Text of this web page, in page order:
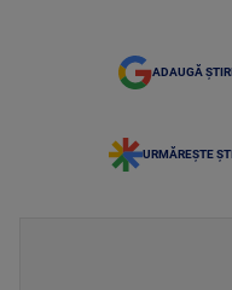
ADAUGĂ
URMĂREȘTE